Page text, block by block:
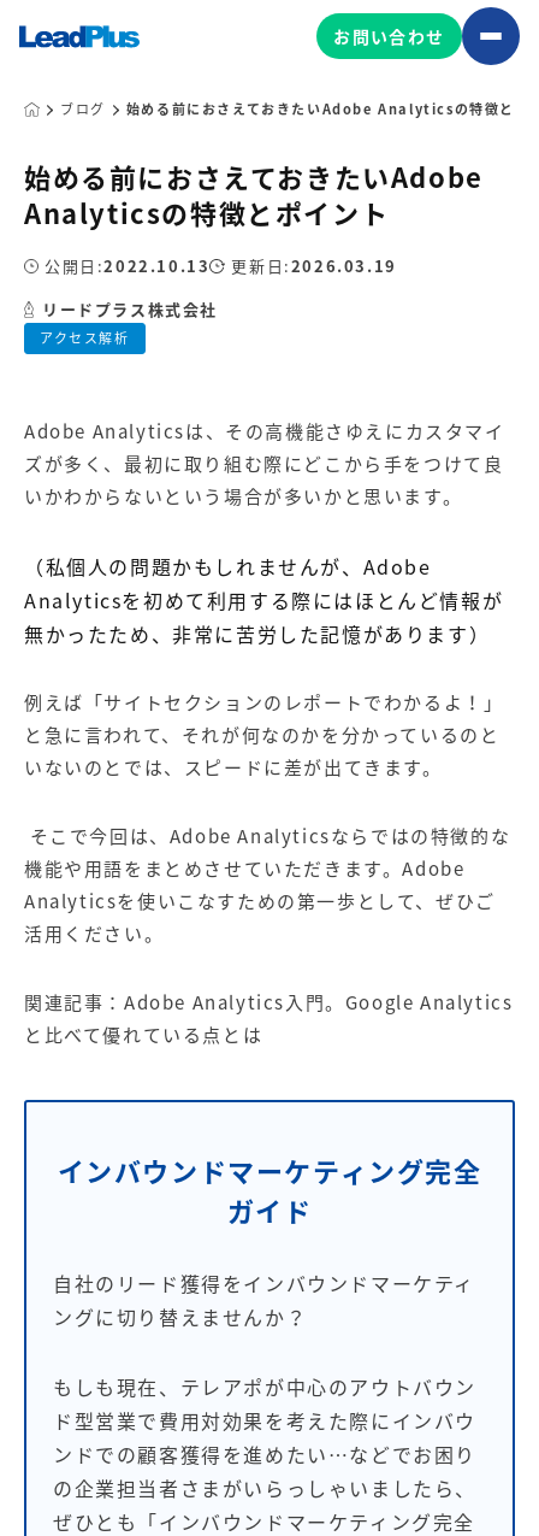
広告プロモーション
MA/CRM/SFA導入・運用
Web制作
マーケティングコンサルティング
Leadplus One
ボード
マーケティングサービスの製品
ア
マーケティングサービス
ング
サービス
【IT企業向け】マーケティン
SNSアカウント運用代行サー
広告プロモーションの製品
Web広告サービス
Web広告パッケージ
【塾・個別塾業界向け】新規
集客Web広告パッケージ
サイトアクセス増加パッケー
ジ
Web制作の製品
お問い合わせ
ブログ 始める前におさえておきたいAdobe Analyticsの特徴とポ
始める前におさえておきたいAdobe
Analyticsの特徴とポイント
アクセス解析
公開日:2022.10.13 更新日:2026.03.19
リードプラス株式会社
Adobe Analyticsは、その高機能さゆえにカスタマイ
ズが多く、最初に取り組む際にどこから手をつけて良
いかわからないという場合が多いかと思います。
（私個人の問題かもしれませんが、Adobe
Analyticsを初めて利用する際にはほとんど情報が
無かったため、非常に苦労した記憶があります）
例えば「サイトセクションのレポートでわかるよ！」
と急に言われて、それが何なのかを分かっているのと
いないのとでは、スピードに差が出てきます。
そこで今回は、Adobe Analyticsならではの特徴的な
機能や用語をまとめさせていただきます。Adobe
Analyticsを使いこなすための第一歩として、ぜひご
活用ください。
関連記事： Adobe Analytics入門。Google Analytics
と比べて優れている点とは
インバウンドマーケティング完全
ガイド
自社のリード獲得をインバウンドマーケティ
ングに切り替えませんか？
もしも現在、テレアポが中心のアウトバウン
ド型営業で費用対効果を考えた際にインバウ
ンドでの顧客獲得を進めたい…などでお困り
の企業担当者さまがいらっしゃいましたら、
ぜひとも「インバウンドマーケティング完全